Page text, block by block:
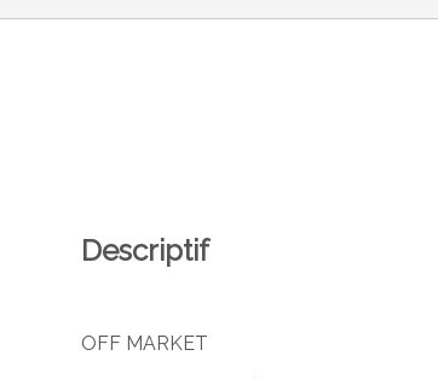
Descriptif
OFF MARKET